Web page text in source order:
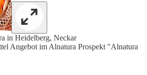
in Heidelberg, Neckar
Angebot im Alnatura Prospekt "Alnatura